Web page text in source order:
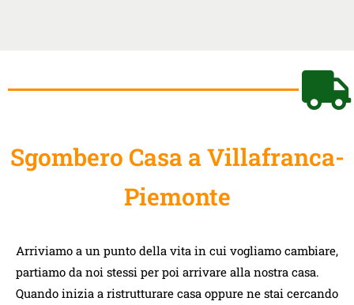
Sgombero Casa a Villafranca-
Piemonte
Arriviamo a un punto della vita in cui vogliamo cambiare,
partiamo da noi stessi per poi arrivare alla nostra casa.
Quando inizia a ristrutturare casa oppure ne stai cercando